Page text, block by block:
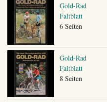
Gold-Rad
Faltblatt
6 Seiten
Gold-Rad
Faltblatt
8 Seiten